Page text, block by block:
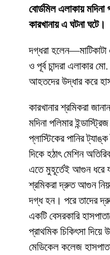
বোর্ডমিল এলাকায়
কারখানায় এ ঘটনা ঘটে।
দগ্ধরা
ও পূর্ব চান্দরা এলাকার
আহতদের উদ্ধার করে
কারখানার শ্রমিকরা
মদিনা পলিমার
প্লাস্টিকের পানির
দিকে হঠাৎ মেশিন
এতে মুহূর্তেই আগুন
শ্রমিকরা দ্রুত আগুন
দগ্ধ হন। পরে তাদের
একটি বেসরকারি
প্রাথমিক চিকিৎসা দিয়ে
মেডিকেল কলেজ